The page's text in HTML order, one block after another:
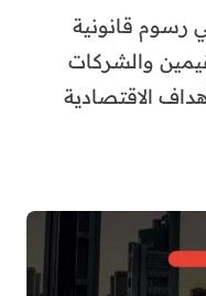
رسوم قانونية
والشركات
الاقتصادية